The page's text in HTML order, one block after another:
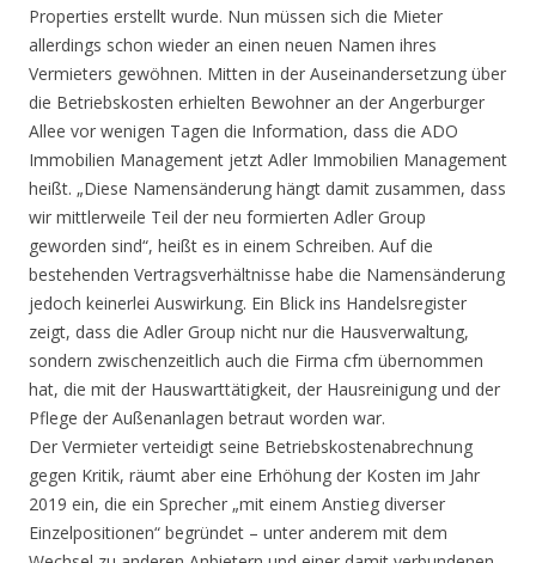
Properties erstellt wurde. Nun müssen sich die Mieter
allerdings schon wieder an einen neuen Namen ihres
Vermieters gewöhnen. Mitten in der Auseinandersetzung über
die Betriebskosten erhielten Bewohner an der Angerburger
Allee vor wenigen Tagen die Information, dass die ADO
Immobilien Management jetzt Adler Immobilien Management
heißt. „Diese Namensänderung hängt damit zusammen, dass
wir mittlerweile Teil der neu formierten Adler Group
geworden sind“, heißt es in einem Schreiben. Auf die
bestehenden Vertragsverhältnisse habe die Namensänderung
jedoch keinerlei Auswirkung. Ein Blick ins Handelsregister
zeigt, dass die Adler Group nicht nur die Hausverwaltung,
sondern zwischenzeitlich auch die Firma cfm übernommen
hat, die mit der Hauswarttätigkeit, der Hausreinigung und der
Pflege der Außenanlagen betraut worden war.
Der Vermieter verteidigt seine Betriebskostenabrechnung
gegen Kritik, räumt aber eine Erhöhung der Kosten im Jahr
2019 ein, die ein Sprecher „mit einem Anstieg diverser
Einzelpositionen“ begründet – unter anderem mit dem